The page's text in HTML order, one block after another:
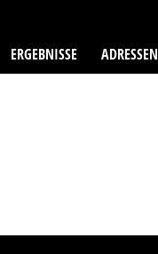
ERGEBNISSE ADRESSEN